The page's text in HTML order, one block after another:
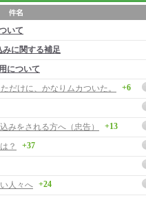
いて
に関する補足
について
だけに、かなりムカついた。
+6
みをされる方へ（忠告）
+13
？
+37
人々へ +24